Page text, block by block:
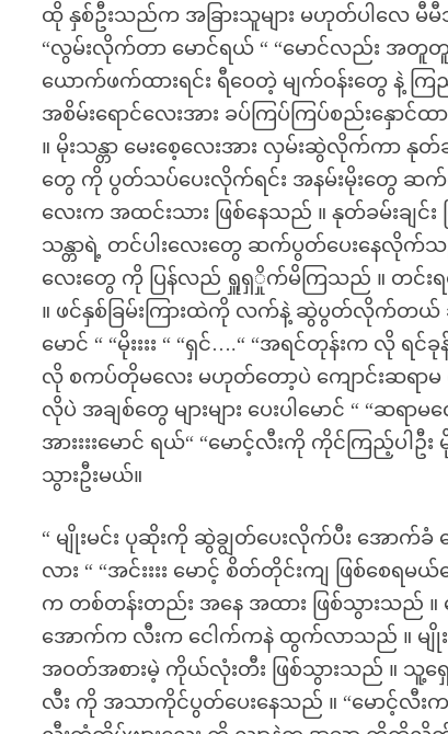
ထို နှစ်ဦးသည်က အခြားသူများ မဟုတ်ပါလေ မီမီသိ
“လွမ်းလိုက်တာ မောင်ရယ် “ “မောင်လည်း အတူတူ
ယောက်ဖက်ထားရင်း ရီဝေတဲ့ မျက်ဝန်းတွေ နဲ့ က
အစိမ်းရောင်လေးအား ခပ်ကြပ်ကြပ်စည်းနှောင်
။ မိုးသန္တာ မေးစေ့လေးအား လှမ်းဆွဲလိုက်ကာ နု
တွေ ကို ပွတ်သပ်ပေးလိုက်ရင်း အနမ်းမိုးတွေ ဆက်တို
လေးက အထင်းသား ဖြစ်နေသည် ။ နုတ်ခမ်းချင်
သန္တာရဲ့ တင်ပါးလေးတွေ ဆက်ပွတ်ပေးနေလို
လေးတွေ ကို ပြန်လည် ရှူရှှိုက်မိကြသည် ။ တင်းရ
။ ဖင်နှစ်ခြမ်းကြားထဲကို လက်နဲ့ ဆွဲပွတ်လိုက်တယ် ဆို
မောင် “ “မိုးးးး “ “ရှင်….“ “အရင်တုန်းက လို
လို စကပ်တိုမလေး မဟုတ်တော့ပဲ ကျောင်းဆရာမ
လိုပဲ အချစ်တွေ များများ ပေးပါမောင် “ “ဆရ
အားးးးမောင် ရယ်“ “မောင့်လီးကို ကိုင်ကြည့်ပါဦ
သွားဦးမယ်။
“ မျိုးမင်း ပုဆိုးကို ဆွဲချွတ်ပေးလိုက်ပီး အောက်ခံ
လား “ “အင်းးးး မောင့် စိတ်တိုင်းကျ ဖြစ်စေရ
က တစ်တန်းတည်း အနေ အထား ဖြစ်သွားသည်
အောက်က လီးက ငေါက်ကနဲ ထွက်လာသည် ။ မျိုး
အဝတ်အစားမဲ့ ကိုယ်လုံးတီး ဖြစ်သွားသည် ။ သူ့ရှေ့
လီး ကို အသာကိုင်ပွတ်ပေးနေသည် ။ “မောင့်လီးက